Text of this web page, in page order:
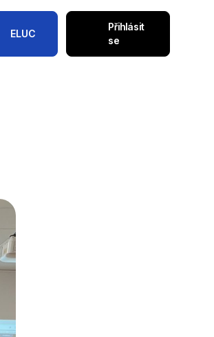
ELUC
Přihlásit
se